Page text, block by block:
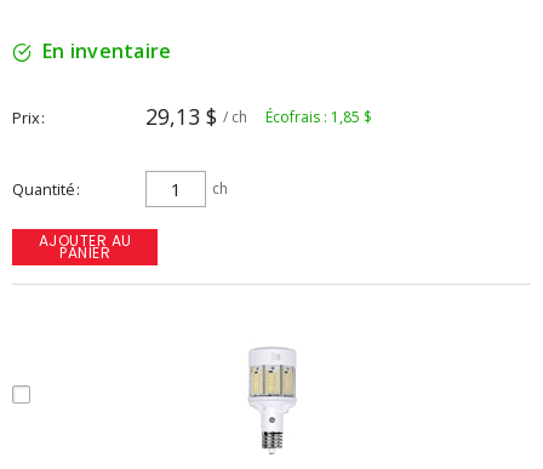
En inventaire
Prix 29,13 $ / ch Écofrais : 1,85 $
Quantité ch
AJOUTER AU
PANIER